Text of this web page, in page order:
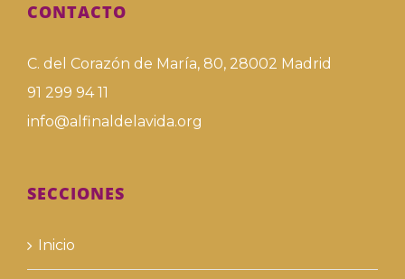
CONTACTO
C. del Corazón de María, 80, 28002 Madrid
91 299 94 11
info@alfinaldelavida.org
SECCIONES
Inicio